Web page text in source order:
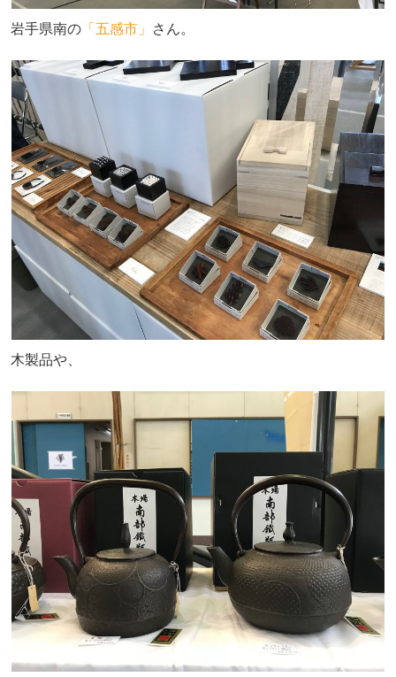
岩手県南の「五感市」 さん。
木製品や、